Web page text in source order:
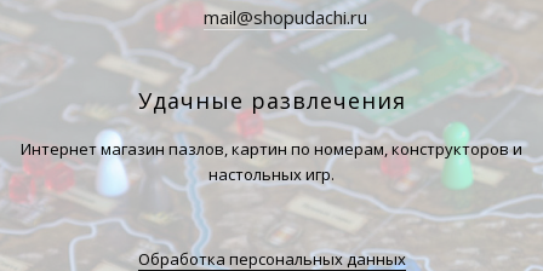
mail@shopudachi.ru
Удачные развлечения
Интернет магазин пазлов, картин по номерам, конструкторов и
настольных игр.
Обработка персональных данных